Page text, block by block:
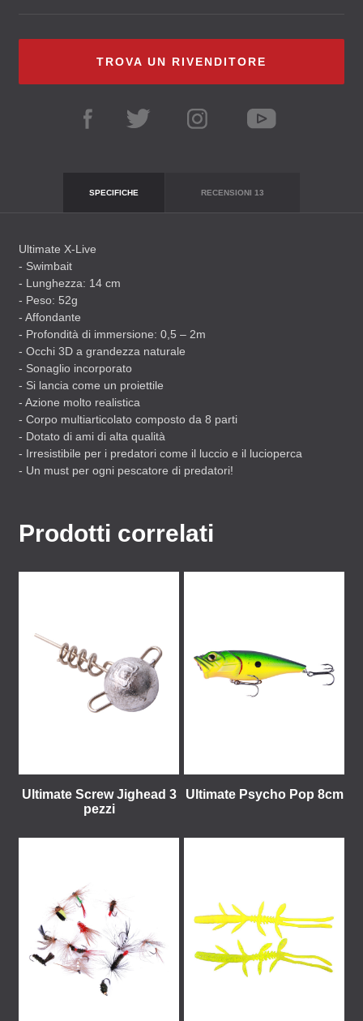
TROVA UN RIVENDITORE
SPECIFICHE RECENSIONI 13
Ultimate X-Live
- Swimbait
- Lunghezza: 14 cm
- Peso: 52g
- Affondante
- Profondità di immersione: 0,5 – 2m
- Occhi 3D a grandezza naturale
- Sonaglio incorporato
- Si lancia come un proiettile
- Azione molto realistica
- Corpo multiarticolato composto da 8 parti
- Dotato di ami di alta qualità
- Irresistibile per i predatori come il luccio e il lucioperca
- Un must per ogni pescatore di predatori!
Prodotti correlati
Ultimate Screw Jighead 3
pezzi
Ultimate Psycho Pop 8cm